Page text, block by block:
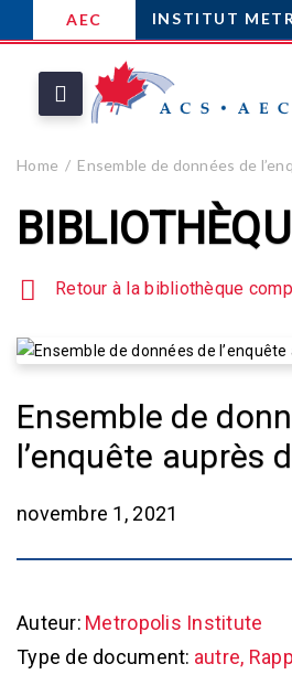
AEC INSTITUT
Home Ensemble de données de
Retour à la bibliothèque
Ensemble de
l’enquête auprès
novembre 1, 2021
Auteur: Metropolis Institute
Type de document: autre,